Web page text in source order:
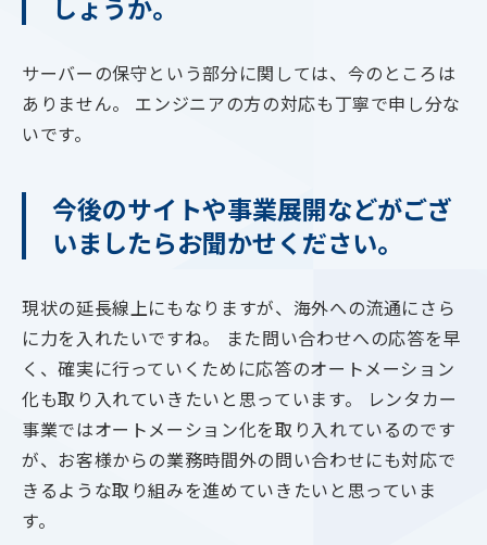
サーバーの保守という部分に関しては、今のところは
ありません。 エンジニアの方の対応も丁寧で申し分な
いです。
今後のサイトや事業展開などがござ
いましたらお聞かせください。
現状の延長線上にもなりますが、海外への流通にさら
に力を入れたいですね。 また問い合わせへの応答を早
く、確実に行っていくために応答のオートメーション
化も取り入れていきたいと思っています。 レンタカー
事業ではオートメーション化を取り入れているのです
が、お客様からの業務時間外の問い合わせにも対応で
きるような取り組みを進めていきたいと思っていま
す。